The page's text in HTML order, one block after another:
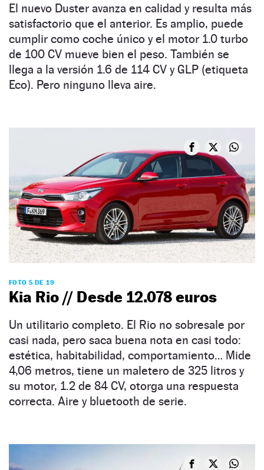
El nuevo Duster avanza en calidad y resulta más
satisfactorio que el anterior. Es amplio, puede
cumplir como coche único y el motor 1.0 turbo
de 100 CV mueve bien el peso. También se
llega a la versión 1.6 de 114 CV y GLP (etiqueta
Eco). Pero ninguno lleva aire.
FOTO 5 DE 19
Kia Rio // Desde 12.078 euros
Un utilitario completo. El Rio no sobresale por
casi nada, pero saca buena nota en casi todo:
estética, habitabilidad, comportamiento… Mide
4,06 metros, tiene un maletero de 325 litros y
su motor, 1.2 de 84 CV, otorga una respuesta
correcta. Aire y bluetooth de serie.